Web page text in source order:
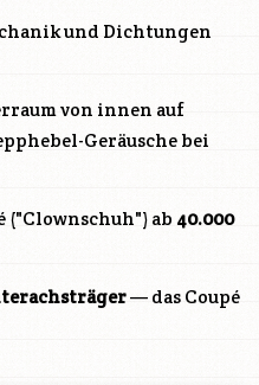
und Dichtungen
von innen auf
Geräusche bei
("Clownschuh") ab 40.000
— das Coupé